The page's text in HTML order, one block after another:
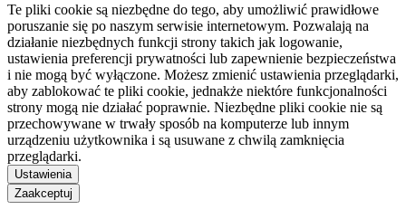
Te pliki cookie są niezbędne do tego, aby umożliwić prawidłowe
poruszanie się po naszym serwisie internetowym. Pozwalają na
działanie niezbędnych funkcji strony takich jak logowanie,
ustawienia preferencji prywatności lub zapewnienie bezpieczeństwa
i nie mogą być wyłączone. Możesz zmienić ustawienia przeglądarki,
aby zablokować te pliki cookie, jednakże niektóre funkcjonalności
strony mogą nie działać poprawnie. Niezbędne pliki cookie nie są
przechowywane w trwały sposób na komputerze lub innym
urządzeniu użytkownika i są usuwane z chwilą zamknięcia
przeglądarki.
Ustawienia
Zaakceptuj